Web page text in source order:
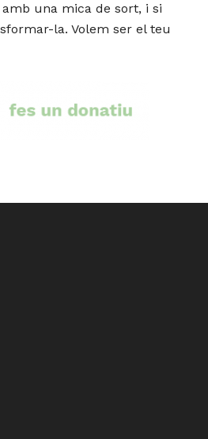
una mica de sort, i si
la. Volem ser el teu